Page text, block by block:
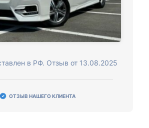
в РФ. Отзыв от 13.08.2025
ОТЗЫВ НАШЕГО КЛИЕНТА